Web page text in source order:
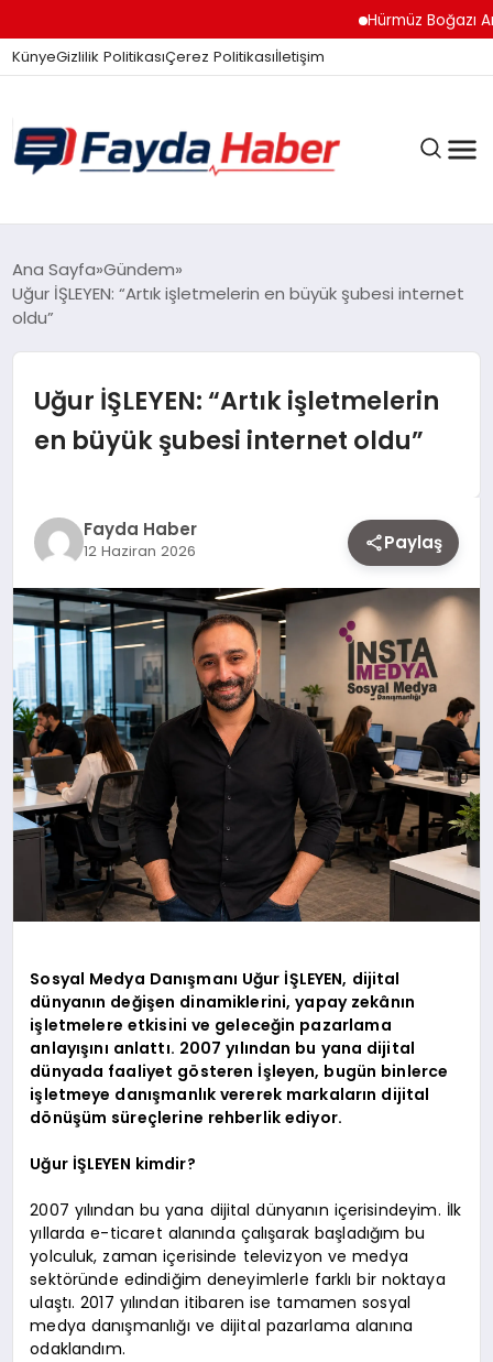
Hürmüz Boğazı
KünyeGizlilik PolitikasıÇerez Politikasıİletişim
GÜNDEM
TEKNOLOJI
SIYASET
MAGAZIN
YAŞAM
DÜNYA
SAĞLIK
EĞITIM
Ana Sayfa Gündem
Uğur İŞLEYEN: “Artık işletmelerin en büyük şubesi internet
oldu”
Uğur İŞLEYEN: “Artık işletmelerin
en büyük şubesi internet oldu”
Fayda Haber
12 Haziran 2026 Paylaş
Sosyal Medya Danışmanı Uğur İŞLEYEN, dijital
dünyanın değişen dinamiklerini, yapay zekânın
işletmelere etkisini ve geleceğin pazarlama
anlayışını anlattı. 2007 yılından bu yana dijital
dünyada faaliyet gösteren İşleyen, bugün binlerce
işletmeye danışmanlık vererek markaların dijital
dönüşüm süreçlerine rehberlik ediyor.
Uğur İŞLEYEN kimdir?
2007 yılından bu yana dijital dünyanın içerisindeyim. İlk
yıllarda e-ticaret alanında çalışarak başladığım bu
yolculuk, zaman içerisinde televizyon ve medya
sektöründe edindiğim deneyimlerle farklı bir noktaya
ulaştı. 2017 yılından itibaren ise tamamen sosyal
medya danışmanlığı ve dijital pazarlama alanına
odaklandım.